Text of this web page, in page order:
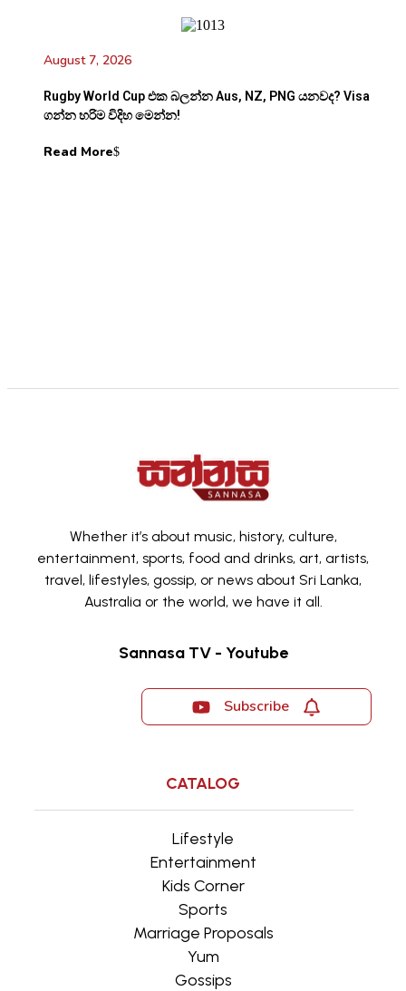
August 7, 2026
Rugby World Cup එක බලන්න Aus, NZ, PNG යනවද? Visa
ගන්න හරිම විදිහ මෙන්න!
Read More
Whether it’s about music, history, culture,
entertainment, sports, food and drinks, art, artists,
travel, lifestyles, gossip, or news about Sri Lanka,
Australia or the world, we have it all.
Sannasa TV - Youtube
Subscribe
CATALOG
Lifestyle
Entertainment
Kids Corner
Sports
Marriage Proposals
Yum
Gossips